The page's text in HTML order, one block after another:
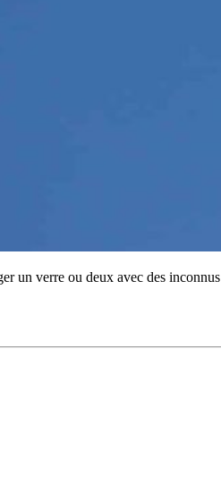
un verre ou deux avec des inconnus